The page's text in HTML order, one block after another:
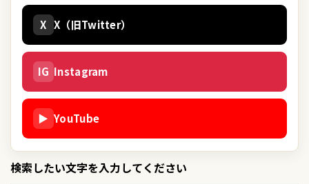
X X（旧Twitter）
IG Instagram
▶ YouTube
検索したい文字を入力してください